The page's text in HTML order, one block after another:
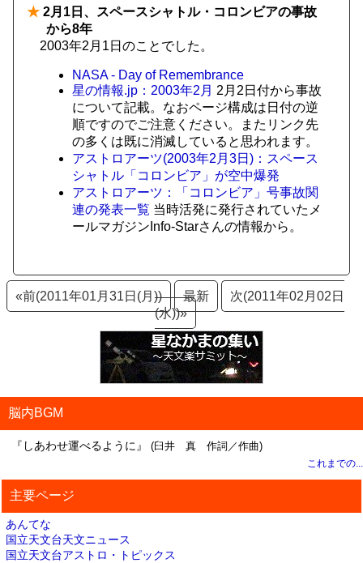
★ 2月1日、スペースシャトル・コロンビアの事故
から8年
2003年2月1日のことでした。
NASA - Day of Remembrance
星の情報.jp：2003年2月 2月2日付から事故
について記載。なおページ構成は日付の逆
順ですのでご注意ください。またリンク先
の多くは既に消滅していると思われます。
アストロアーツ(2003年2月3日)：スペース
シャトル「コロンビア」が空中爆発
アストロアーツ：「コロンビア」号事故関
連の発表一覧 当時活発に発行されていたメ
ールマガジンInfo-Starさんの情報から。
«前(2011年01月31日(月)) 最新
次(2011年02月02日
(水))»
脳内BGM
『しあわせ運べるように』 (臼井 真 作詞／作曲)
これまでの...
主要ページ
あんてな
国立天文台天文ニュース
国立天文台アストロ・トピックス